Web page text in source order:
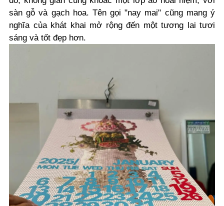
sàn gỗ và gạch hoa. Tên gọi "nay mai" cũng mang ý
nghĩa của khát khai mở rộng đến một tương lai tươi
sáng và tốt đẹp hơn.